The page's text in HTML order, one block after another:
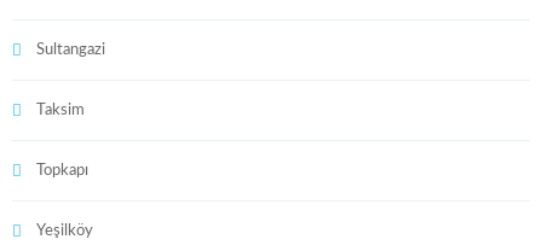
Sultangazi
Taksim
Topkapı
Yeşilköy